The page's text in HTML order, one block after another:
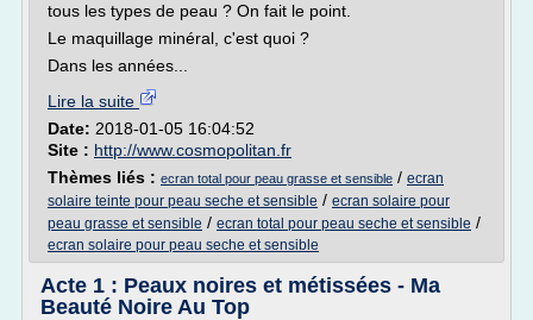
tous les types de peau ? On fait le point.
Le maquillage minéral, c'est quoi ?
Dans les années...
Lire la suite
Date: 2018-01-05 16:04:52
Site : http://www.cosmopolitan.fr
Thèmes liés : ecran total pour peau grasse et sensible / ecran
solaire teinte pour peau seche et sensible / ecran solaire pour
peau grasse et sensible / ecran total pour peau seche et sensible /
ecran solaire pour peau seche et sensible
Acte 1 : Peaux noires et métissées - Ma
Beauté Noire Au Top